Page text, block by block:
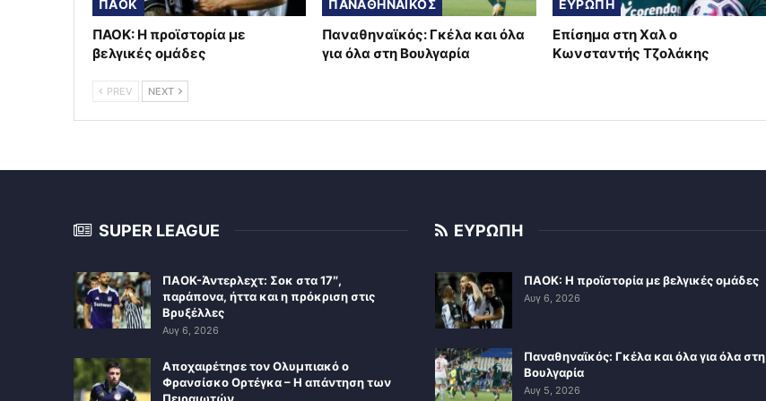
ΠΑΟΚ
ΠΑΟΚ: Η προϊστορία με
βελγικές ομάδες
ΠΑΝΑΘΗΝΑΪΚΟΣ
Παναθηναϊκός: Γκέλα και όλα
για όλα στη Βουλγαρία
ΕΥΡΩΠΗ
Επίσημα στη Χαλ ο
Κωνσταντής Τζολάκης
PREV NEXT
SUPER LEAGUE
ΠΑΟΚ-Άντερλεχτ: Σοκ στα 17″,
παράπονα, ήττα και η πρόκριση στις
Βρυξέλλες
Αυγ 6, 2026
Αποχαιρέτησε τον Ολυμπιακό ο
Φρανσίσκο Ορτέγκα – Η απάντηση των
Πειραιωτών
ΕΥΡΩΠΗ
ΠΑΟΚ: Η προϊστορία με βελγικές ομάδες
Αυγ 6, 2026
Παναθηναϊκός: Γκέλα και όλα για όλα στη
Βουλγαρία
Αυγ 5, 2026